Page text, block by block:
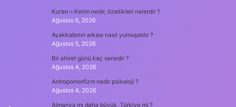
Kur’an-ı Kerim nedir, özellikleri nelerdir ?
Ağustos 6, 2026
Ayakkabının arkası nasıl yumuşatılır ?
Ağustos 5, 2026
Bir ahiret günü kaç senedir ?
Ağustos 4, 2026
Antropomorfizm nedir psikoloji ?
Ağustos 4, 2026
Almanya mı daha büyük, Türkiye mi ?